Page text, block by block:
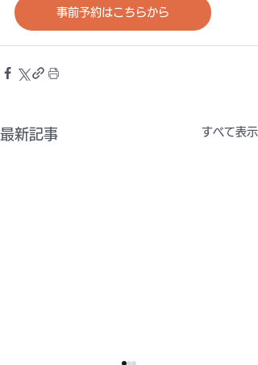
事前予約はこちらから
最新記事 すべて表示